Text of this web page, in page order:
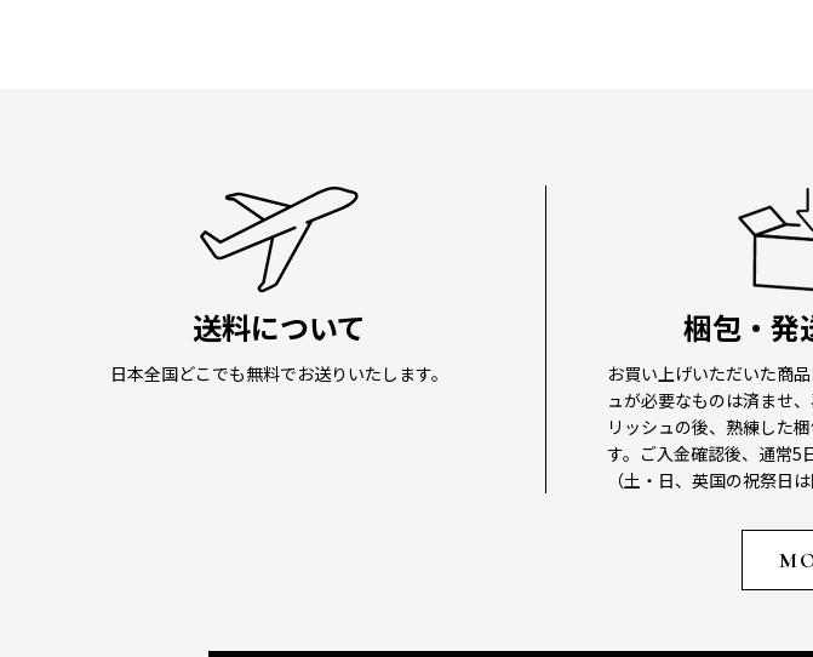
送料について
日本全国どこでも無料でお送りいたします。
梱包・発
お買い上げいただいた商
ュが必要なものは済ませ
リッシュの後、熟練した
す。ご入金確認後、通常5
（土・日、英国の祝祭日は